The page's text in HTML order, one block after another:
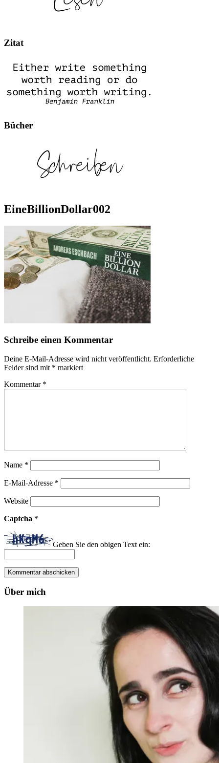
Zitat
Bücher
EineBillionDollar002
Schreibe einen Kommentar
Deine E-Mail-Adresse wird nicht veröffentlicht. Erforderliche
Felder sind mit * markiert
Kommentar *
Name *
E-Mail-Adresse *
Website
Captcha *
Geben Sie den obigen Text ein:
Über mich